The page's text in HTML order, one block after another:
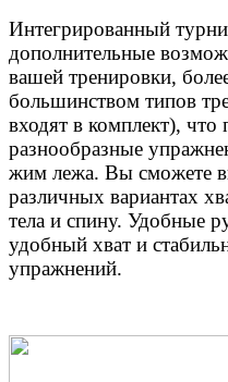
Интегрированный
дополнительные
вашей тренировки,
большинством типов
входят в комплект), что
разнообразные
жим лежа. Вы сможете
различных вариантах
тела и спину. Удобные
удобный хват и
упражнений.